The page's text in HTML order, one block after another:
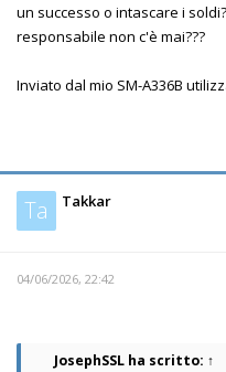
un successo o intascare i
responsabile non c'è mai???
Inviato dal mio SM-A336B
Ta Takkar
04/06/2026, 22:42
JosephSSL ha scritto: ↑